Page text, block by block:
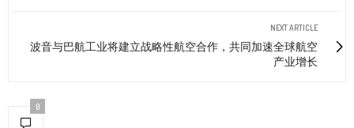
NEXT ARTICLE
波音与巴航工业将建立战略性航空合作，共同加速全球航空
产业增长
0